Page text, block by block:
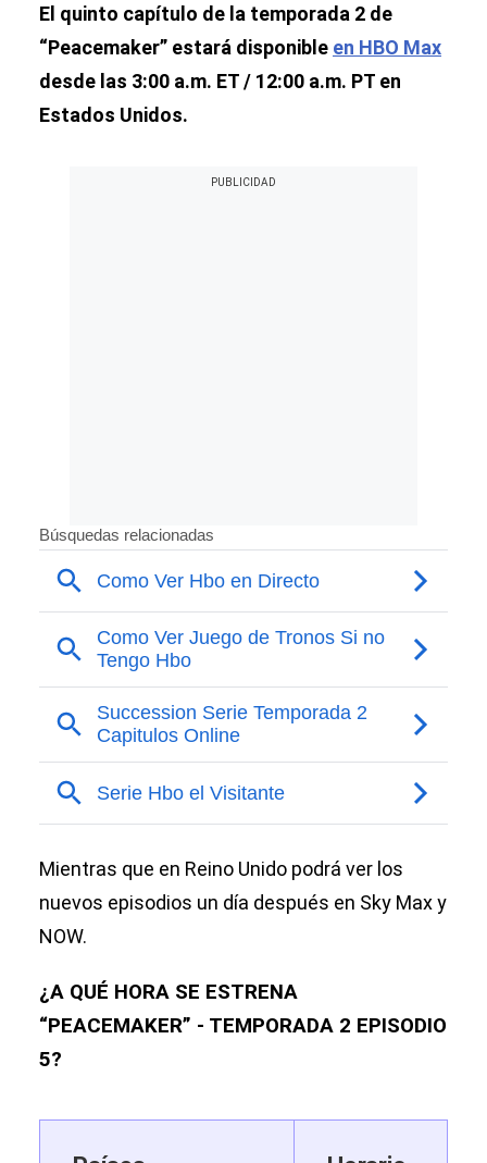
El quinto capítulo de la temporada 2 de
“Peacemaker” estará disponible en HBO Max
desde las 3:00 a.m. ET / 12:00 a.m. PT en
Estados Unidos.
Mientras que en Reino Unido podrá ver los
nuevos episodios un día después en Sky Max y
NOW.
¿A QUÉ HORA SE ESTRENA
“PEACEMAKER” - TEMPORADA 2 EPISODIO
5?